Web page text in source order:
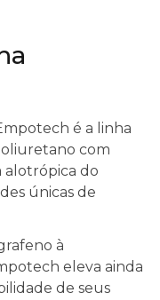
é a linha
com
alotrópica do
únicas de
à
eleva ainda
de seus